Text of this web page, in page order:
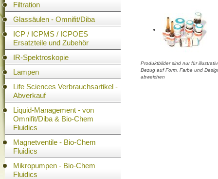
Filtration
Glassäulen - Omnifit/Diba
ICP / ICPMS / ICPOES
Ersatzteile und Zubehör
IR-Spektroskopie
Lampen
Life Sciences Verbrauchsartikel -
Abverkauf
Liquid-Management - von
Omnifit/Diba & Bio-Chem
Fluidics
Magnetventile - Bio-Chem
Fluidics
Mikropumpen - Bio-Chem
Fluidics
Produktbilder sind nur für
Bezug auf Form, Farbe und
abweichen